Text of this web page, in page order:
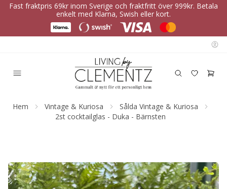
Fast fraktpris 69kr inom Sverige och fraktfritt över 999kr. Betala
enkelt med Klarna, Swish eller kort.
Hem Vintage & Kuriosa
Sålda Vintage & Kuriosa
2st cocktailglas - Duka - Bärnsten